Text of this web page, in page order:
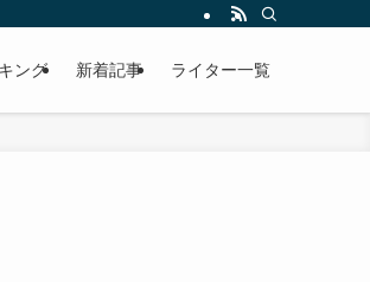
ング 新着記事 ライター一覧